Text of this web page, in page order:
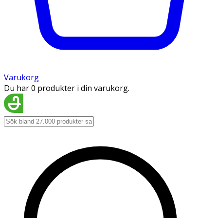
Varukorg
Du har 0 produkter i din varukorg.